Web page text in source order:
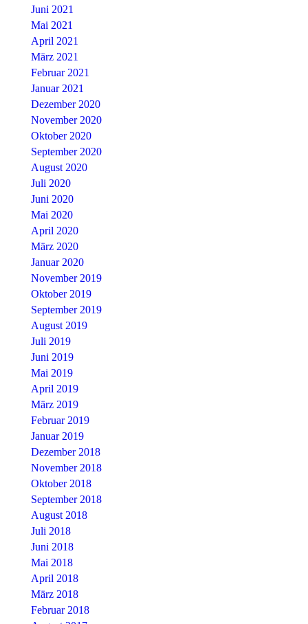
Juni 2021
Mai 2021
April 2021
März 2021
Februar 2021
Januar 2021
Dezember 2020
November 2020
Oktober 2020
September 2020
August 2020
Juli 2020
Juni 2020
Mai 2020
April 2020
März 2020
Januar 2020
November 2019
Oktober 2019
September 2019
August 2019
Juli 2019
Juni 2019
Mai 2019
April 2019
März 2019
Februar 2019
Januar 2019
Dezember 2018
November 2018
Oktober 2018
September 2018
August 2018
Juli 2018
Juni 2018
Mai 2018
April 2018
März 2018
Februar 2018